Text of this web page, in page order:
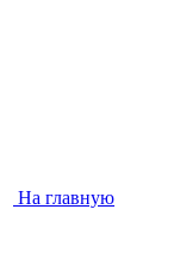
На главную